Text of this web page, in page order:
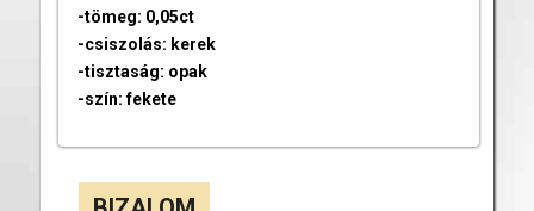
-tömeg: 0,05ct
-csiszolás: kerek
-tisztaság: opak
-szín: fekete